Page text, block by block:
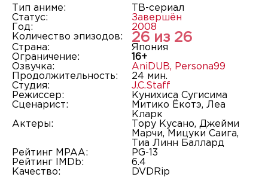
Тип аниме:
ТВ-сериал
Статус:
Завершён
Год:
2008
Количество эпизодов:
26 из 26
Страна:
Япония
Ограничение:
16+
Озвучка:
AniDUB, Persona99
Продолжительность:
24 мин.
Студия:
J.C.Staff
Режиссер:
Кунихиса Сугисима
Сценарист:
Митико Ёкотэ, Леа
Кларк
Актеры:
Тору Кусано, Джейми
Марчи, Мицуки Саига,
Тиа Линн Баллард
Рейтинг MPAA:
PG-13
Рейтинг IMDb:
6.4
Качество:
DVDRip